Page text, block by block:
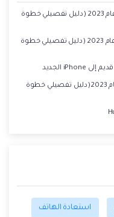
كيف تنقل الواتساب من اندرويد الى ايفون في عام 2023 (دليل تفصيلي خطوة
كيفية نقل الواتساب من ايفون الى اندرويد في عام 2023 (دليل تفصيلي خطوة
كيفية نقل الواتساب من ايفون الى ايفون في عام 2023(دليل تفصيلي خطوة
استعادة الهاتف